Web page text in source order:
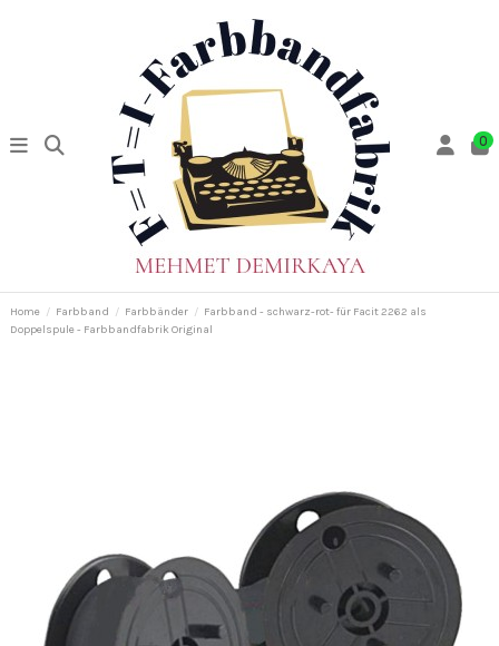
0
Home Farbband Farbbänder
Farbband - schwarz-rot- für Facit 2262 als
Doppelspule - Farbbandfabrik Original